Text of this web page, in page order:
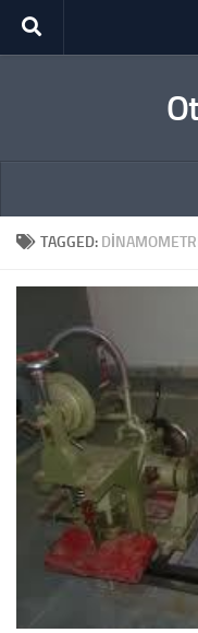
Skip to content
TAGGED: